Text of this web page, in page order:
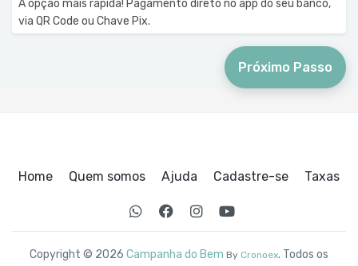
A opção mais rápida! Pagamento direto no app do seu banco,
via QR Code ou Chave Pix.
Próximo Passo
Home Quem somos Ajuda Cadastre-se Taxas
Copyright © 2026 Campanha do Bem By Cronoex. Todos os